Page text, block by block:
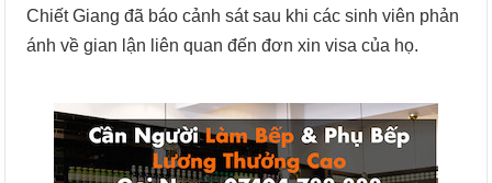
Chiết Giang đã báo cảnh sát sau khi các sinh viên phản
ánh về gian lận liên quan đến đơn xin visa của họ.